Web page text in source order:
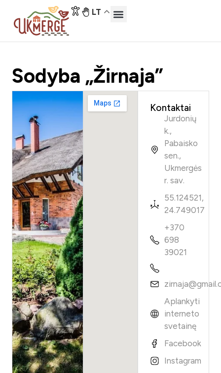
LT
Sodyba „Žirnaja”
Kontaktai
Jurdonių
k.,
Pabaisko
sen.,
Ukmergės
r. sav.
55.124521,
24.749017
+370
698
39021
Aplankyti
interneto
svetainę
Facebook
Instagram